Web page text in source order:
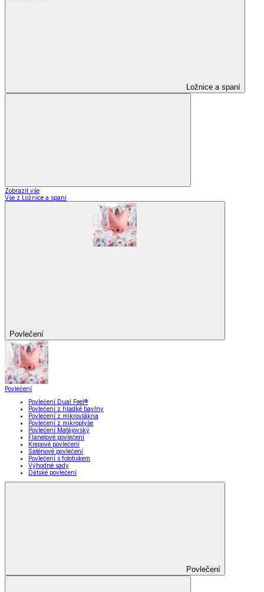
Ložnice a spaní
Zobrazit vše
Vše z Ložnice a spaní
Povlečení
Povlečení
Povlečení Dual Feel®
Povlečení z hladké bavlny
Povlečení z mikrovlákna
Povlečení z mikroplyše
Povlečení Matějovský
Flanelové povlečení
Krepové povlečení
Saténové povlečení
Povlečení s fototiskem
Výhodné sady
Dětské povlečení
Povlečení